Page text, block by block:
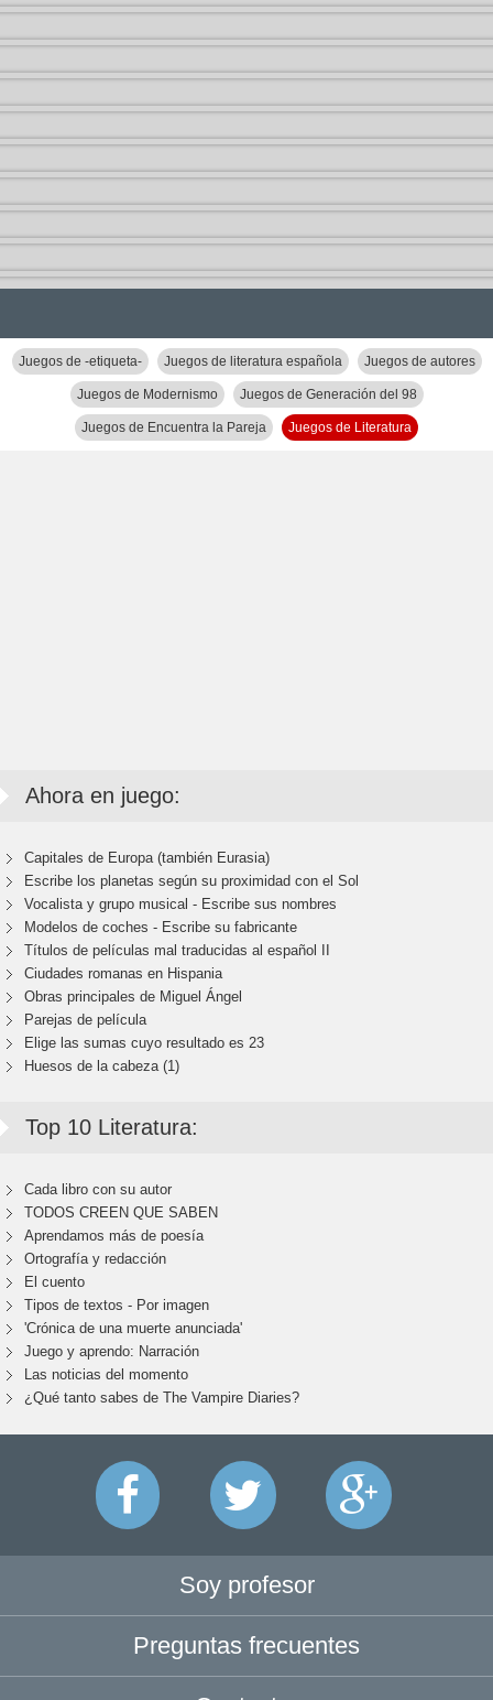
Juegos de -etiqueta- Juegos de literatura española Juegos de autores
Juegos de Modernismo Juegos de Generación del 98
Juegos de Encuentra la Pareja Juegos de Literatura
Ahora en juego:
Capitales de Europa (también Eurasia)
Escribe los planetas según su proximidad con el Sol
Vocalista y grupo musical - Escribe sus nombres
Modelos de coches - Escribe su fabricante
Títulos de películas mal traducidas al español II
Ciudades romanas en Hispania
Obras principales de Miguel Ángel
Parejas de película
Elige las sumas cuyo resultado es 23
Huesos de la cabeza (1)
Top 10 Literatura:
Cada libro con su autor
TODOS CREEN QUE SABEN
Aprendamos más de poesía
Ortografía y redacción
El cuento
Tipos de textos - Por imagen
'Crónica de una muerte anunciada'
Juego y aprendo: Narración
Las noticias del momento
¿Qué tanto sabes de The Vampire Diaries?
Soy profesor
Preguntas frecuentes